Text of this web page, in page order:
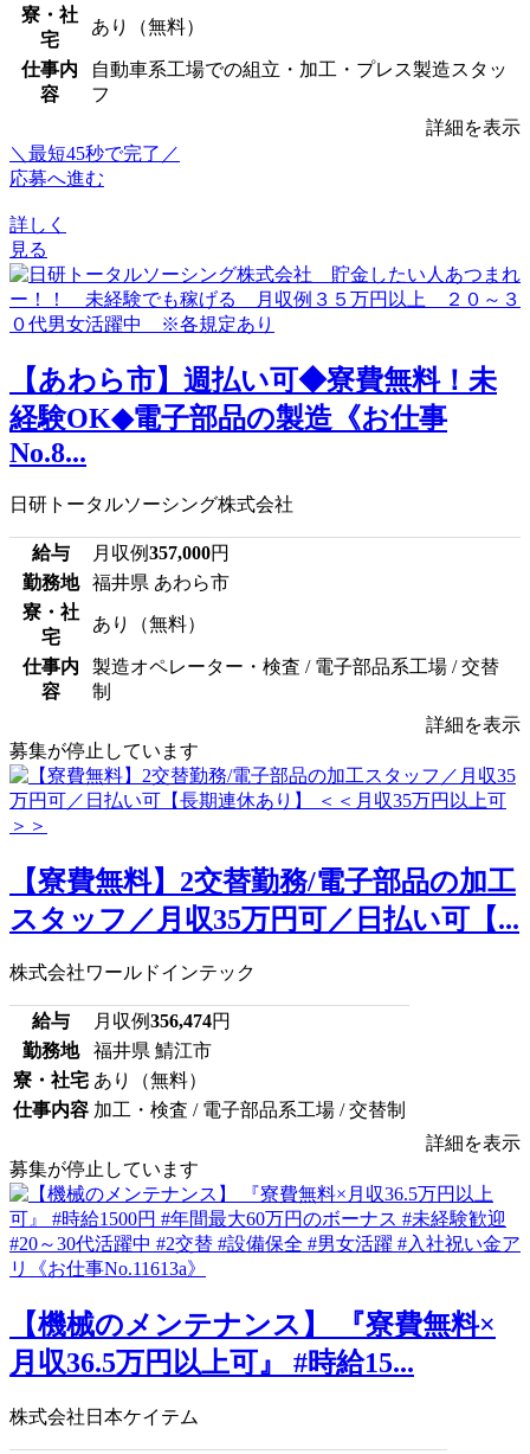
寮・社
宅
あり（無料）
仕事内
容
自動車系工場での組立・加工・プレス製造スタッ
フ
詳細を表示
＼最短45秒で完了／
応募へ進む
詳しく
見る
【あわら市】週払い可◆寮費無料！未
経験OK◆電子部品の製造《お仕事
No.8...
日研トータルソーシング株式会社
給与 月収例357,000円
勤務地
福井県 あわら市
寮・社
宅
あり（無料）
仕事内
容
製造オペレーター・検査 / 電子部品系工場 / 交替
制
詳細を表示
募集が停止しています
【寮費無料】2交替勤務/電子部品の加工
スタッフ／月収35万円可／日払い可【...
株式会社ワールドインテック
給与 月収例356,474円
勤務地
福井県 鯖江市
寮・社宅 あり（無料）
仕事内容 加工・検査 / 電子部品系工場 / 交替制
詳細を表示
募集が停止しています
【機械のメンテナンス】 『寮費無料×
月収36.5万円以上可』 #時給15...
株式会社日本ケイテム